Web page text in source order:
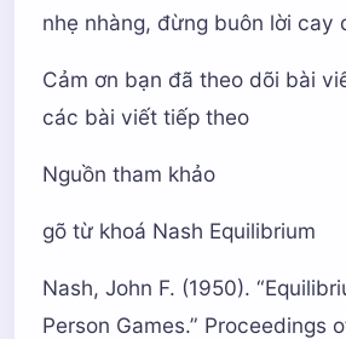
nhẹ nhàng, đừng buôn lời cay
Cảm ơn bạn đã theo dõi bài
các bài viết tiếp theo
Nguồn tham khảo
gõ từ khoá Nash Equilibrium
Nash, John F. (1950).
Person Games.” Proceedings